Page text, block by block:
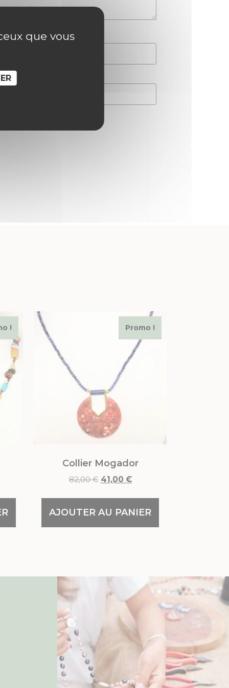
! Promo !
Collier Mogador
82,00€ 41,00 €
AJOUTER AU PANIER
que vous